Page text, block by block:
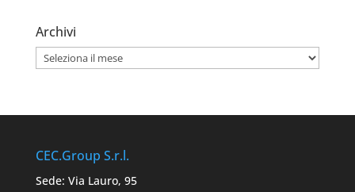
Archivi
Archivi
CEC.Group S.r.l.
Sede: Via Lauro, 95